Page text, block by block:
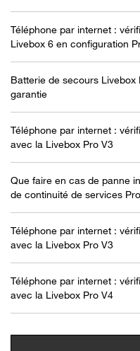
Téléphone par internet :
Livebox 6 en configuration
Batterie de secours
garantie
Téléphone par internet :
avec la Livebox Pro V3
Que faire en cas de panne
de continuité de services Pro
Téléphone par internet :
avec la Livebox Pro V3
Téléphone par internet :
avec la Livebox Pro V4